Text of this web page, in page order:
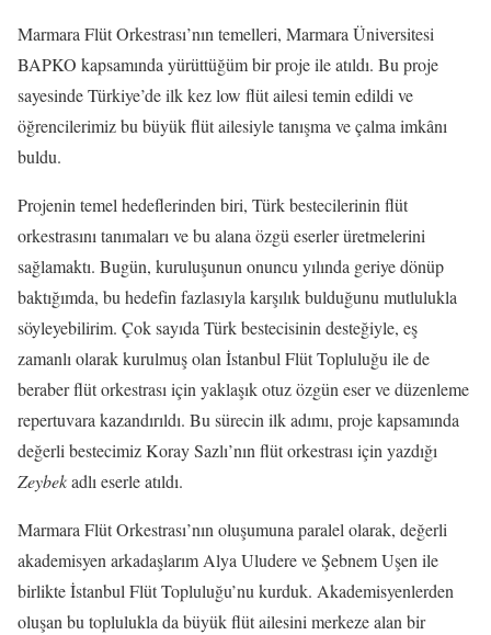
Marmara Flüt Orkestrası’nın temelleri, Marmara Üniversitesi
BAPKO kapsamında yürüttüğüm bir proje ile atıldı. Bu proje
sayesinde Türkiye’de ilk kez low flüt ailesi temin edildi ve
öğrencilerimiz bu büyük flüt ailesiyle tanışma ve çalma imkânı
buldu.
Projenin temel hedeflerinden biri, Türk bestecilerinin flüt
orkestrasını tanımaları ve bu alana özgü eserler üretmelerini
sağlamaktı. Bugün, kuruluşunun onuncu yılında geriye dönüp
baktığımda, bu hedefin fazlasıyla karşılık bulduğunu mutlulukla
söyleyebilirim. Çok sayıda Türk bestecisinin desteğiyle, eş
zamanlı olarak kurulmuş olan İstanbul Flüt Topluluğu ile de
beraber flüt orkestrası için yaklaşık otuz özgün eser ve düzenleme
repertuvara kazandırıldı. Bu sürecin ilk adımı, proje kapsamında
değerli bestecimiz Koray Sazlı’nın flüt orkestrası için yazdığı
Zeybekadlı eserle atıldı.
Marmara Flüt Orkestrası’nın oluşumuna paralel olarak, değerli
akademisyen arkadaşlarım Alya Uludere ve Şebnem Uşen ile
birlikte İstanbul Flüt Topluluğu’nu kurduk. Akademisyenlerden
oluşan bu toplulukla da büyük flüt ailesini merkeze alan bir